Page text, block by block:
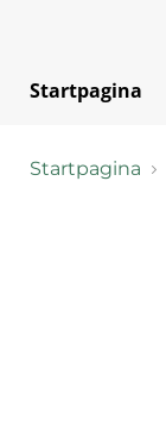
Startpagina
Startpagina